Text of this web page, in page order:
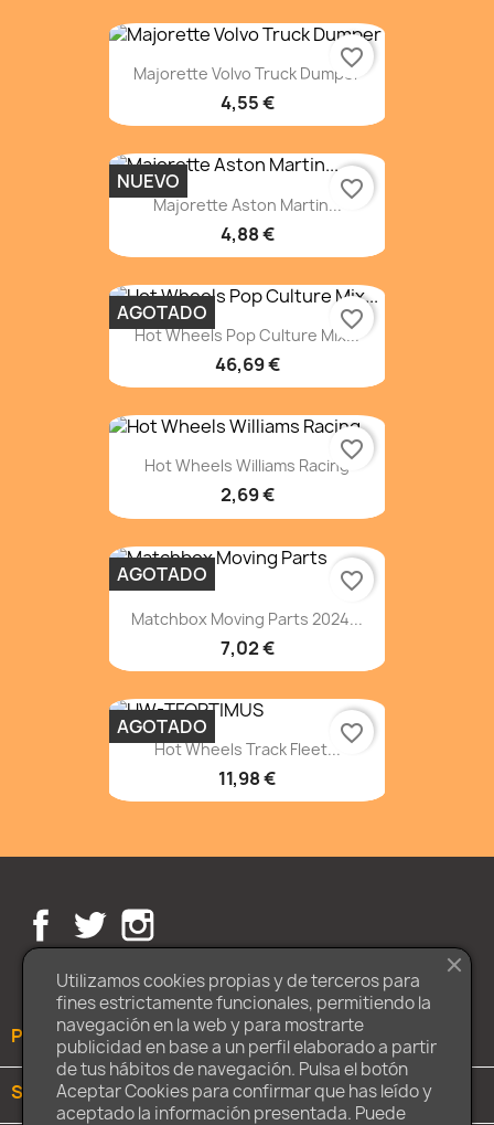
Majorette Volvo Truck Dumper
4,55 €
favorite_border
Majorette Aston Martin...
4,88 €
NUEVO favorite_border
Hot Wheels Pop Culture Mix...
46,69 €
AGOTADO favorite_border
Hot Wheels Williams Racing
2,69 €
favorite_border
Matchbox Moving Parts 2024...
7,02 €
AGOTADO favorite_border
Hot Wheels Track Fleet...
11,98 €
AGOTADO favorite_border
Facebook
Twitter
PRODUCTOS
SOBRE NOSOTROS
Utilizamos cookies propias y de terceros para
fines estrictamente funcionales, permitiendo la
navegación en la web y para mostrarte
publicidad en base a un perfil elaborado a partir
de tus hábitos de navegación. Pulsa el botón
Aceptar Cookies para confirmar que has leído y
aceptado la información presentada. Puede